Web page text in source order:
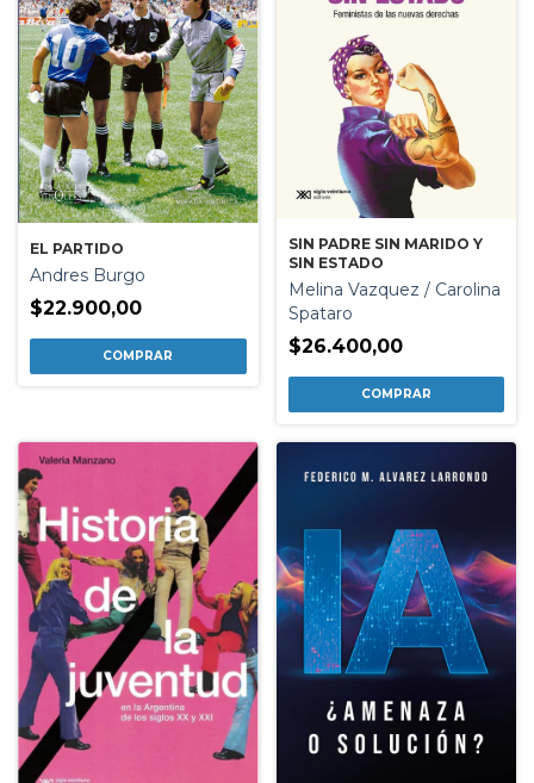
EL PARTIDO
Andres Burgo
$22.900,00
SIN PADRE SIN MARIDO Y
SIN ESTADO
Melina Vazquez / Carolina
Spataro
$26.400,00